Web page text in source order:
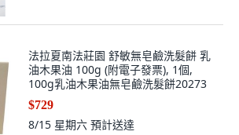
法拉夏南法莊園 舒敏無皂鹼洗髮餅 乳
油木果油 100g (附電子發票), 1個,
100g乳油木果油無皂鹼洗髮餅20273
$729
8/15 星期六 預計送達